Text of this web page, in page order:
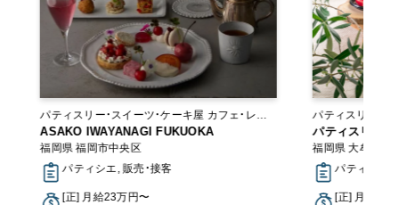
パティスリー・スイーツ・ケーキ屋 カフェ・レス
トラン
ASAKO IWAYANAGI FUKUOKA
福岡県 福岡市中央区
パティシエ, 販売・接客
[正] 月給23万円〜
パティスリー・ス
パティスリープ
福岡県 大牟田市
パティシエ
[正] 月給20